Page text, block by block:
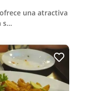
una atractiva
s…